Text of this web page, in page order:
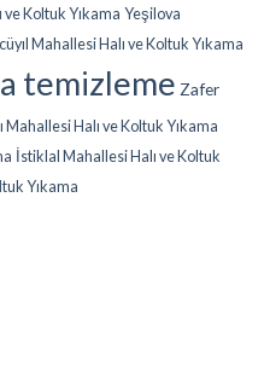
Koltuk Yıkama Yeşilova
Mahallesi Halı ve Koltuk Yıkama
temizleme Zafer
Mahallesi Halı ve Koltuk Yıkama
İstiklal Mahallesi Halı ve Koltuk
Yıkama